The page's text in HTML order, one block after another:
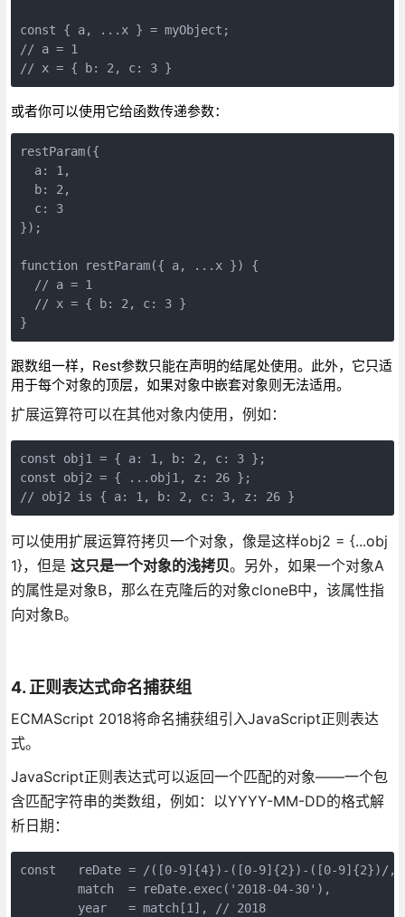
const { a, ...x } = myObject;
// a = 1
// x = { b: 2, c: 3 }
或者你可以使用它给函数传递参数：
restParam({
  a: 1,
  b: 2,
  c: 3
});
function restParam({ a, ...x }) {
  // a = 1
  // x = { b: 2, c: 3 }
}
跟数组一样，Rest参数只能在声明的结尾处使用。此外，它只适
用于每个对象的顶层，如果对象中嵌套对象则无法适用。
扩展运算符可以在其他对象内使用，例如：
const obj1 = { a: 1, b: 2, c: 3 };
const obj2 = { ...obj1, z: 26 };
// obj2 is { a: 1, b: 2, c: 3, z: 26 }
可以使用扩展运算符拷贝一个对象，像是这样obj2 = {...obj
1}，但是 这只是一个对象的浅拷贝。另外，如果一个对象A
的属性是对象B，那么在克隆后的对象cloneB中，该属性指
向对象B。
4. 正则表达式命名捕获组
ECMAScript 2018将命名捕获组引入JavaScript正则表达
式。
JavaScript正则表达式可以返回一个匹配的对象——一个包
含匹配字符串的类数组，例如：以YYYY-MM-DD的格式解
析日期：
const   reDate = /([0-9]{4})-([0-9]{2})-([0-
        match  = reDate.exec('2018-04-30'),
        year   = match[1], // 2018